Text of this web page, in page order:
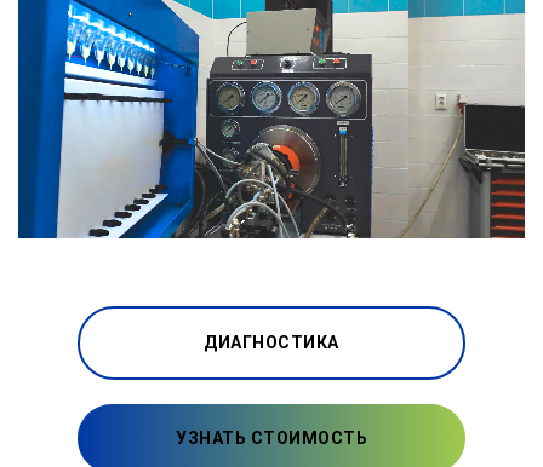
ДИАГНОСТИКА
УЗНАТЬ СТОИМОСТЬ